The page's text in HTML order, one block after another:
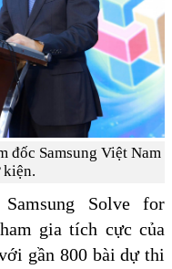
đốc Samsung Việt Nam
kiện.
Solve for
gia tích cực của
gần 800 bài dự thi